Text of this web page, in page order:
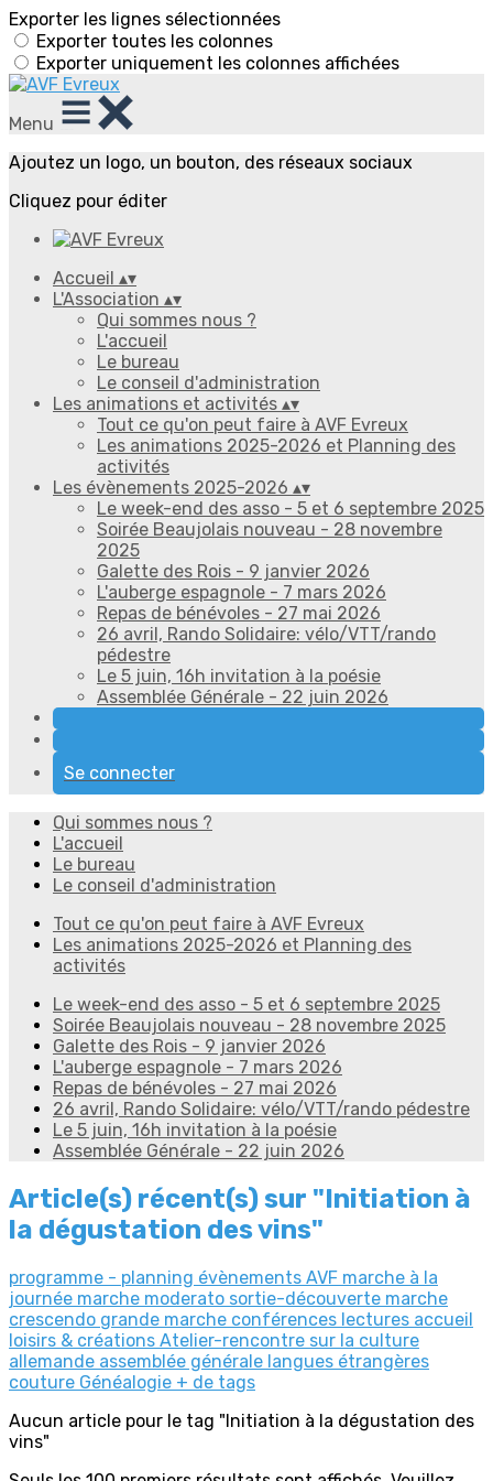
Exporter les lignes sélectionnées
Exporter toutes les colonnes
Exporter uniquement les colonnes affichées
Menu
Ajoutez un logo, un bouton, des réseaux sociaux
Cliquez pour éditer
Accueil ▴▾
L'Association ▴▾
Qui sommes nous ?
L'accueil
Le bureau
Le conseil d'administration
Les animations et activités ▴▾
Tout ce qu'on peut faire à AVF Evreux
Les animations 2025-2026 et Planning des
activités
Les évènements 2025-2026 ▴▾
Le week-end des asso - 5 et 6 septembre 2025
Soirée Beaujolais nouveau - 28 novembre
2025
Galette des Rois - 9 janvier 2026
L'auberge espagnole - 7 mars 2026
Repas de bénévoles - 27 mai 2026
26 avril, Rando Solidaire: vélo/VTT/rando
pédestre
Le 5 juin, 16h invitation à la poésie
Assemblée Générale - 22 juin 2026
Se connecter
Qui sommes nous ?
L'accueil
Le bureau
Le conseil d'administration
Tout ce qu'on peut faire à AVF Evreux
Les animations 2025-2026 et Planning des
activités
Le week-end des asso - 5 et 6 septembre 2025
Soirée Beaujolais nouveau - 28 novembre 2025
Galette des Rois - 9 janvier 2026
L'auberge espagnole - 7 mars 2026
Repas de bénévoles - 27 mai 2026
26 avril, Rando Solidaire: vélo/VTT/rando pédestre
Le 5 juin, 16h invitation à la poésie
Assemblée Générale - 22 juin 2026
Article(s) récent(s) sur "Initiation à
la dégustation des vins"
programme - planning évènements AVF marche à la
journée marche moderato sortie-découverte marche
crescendo grande marche conférences lectures accueil
loisirs & créations Atelier-rencontre sur la culture
allemande assemblée générale langues étrangères
couture Généalogie + de tags
Aucun article pour le tag "Initiation à la dégustation des
vins"